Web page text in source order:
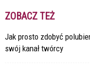
ZOBACZ TEŻ
Jak prosto zdobyć
swój kanał twórcy